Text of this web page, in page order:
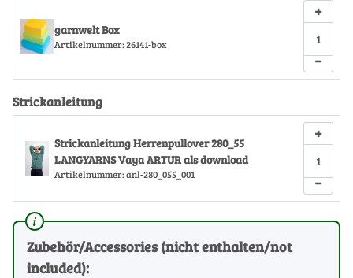
garnwelt Box
Artikelnummer: 26141-box
−
+
Strickanleitung
Strickanleitung Herrenpullover 280_55
LANGYARNS Vaya ARTUR als download
Artikelnummer: anl-280_055_001 −
+
Zubehör/Accessories (nicht enthalten/not
included):